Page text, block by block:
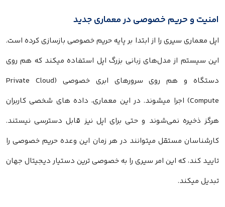
امنیت و حریم خصوصی در معماری جدید
اپل معماری سیری را از ابتدا بر پایه حریم خصوصی بازسازی کرده است.
این سیستم از مدل‌های زبانی بزرگ اپل استفاده میکند که هم روی
دستگاه و هم روی سرورهای ابری خصوصی (Private Cloud
Compute) اجرا میشوند. در این معماری، داده های شخصی کاربران
هرگز ذخیره نمی‌شوند و حتی برای اپل نیز قابل دسترسی نیستند.
کارشناسان مستقل میتوانند در هر زمان این وعده حریم خصوصی را
تایید کند، که این امر سیری را به خصوصی ترین دستیار دیجیتال جهان
تبدیل میکند.